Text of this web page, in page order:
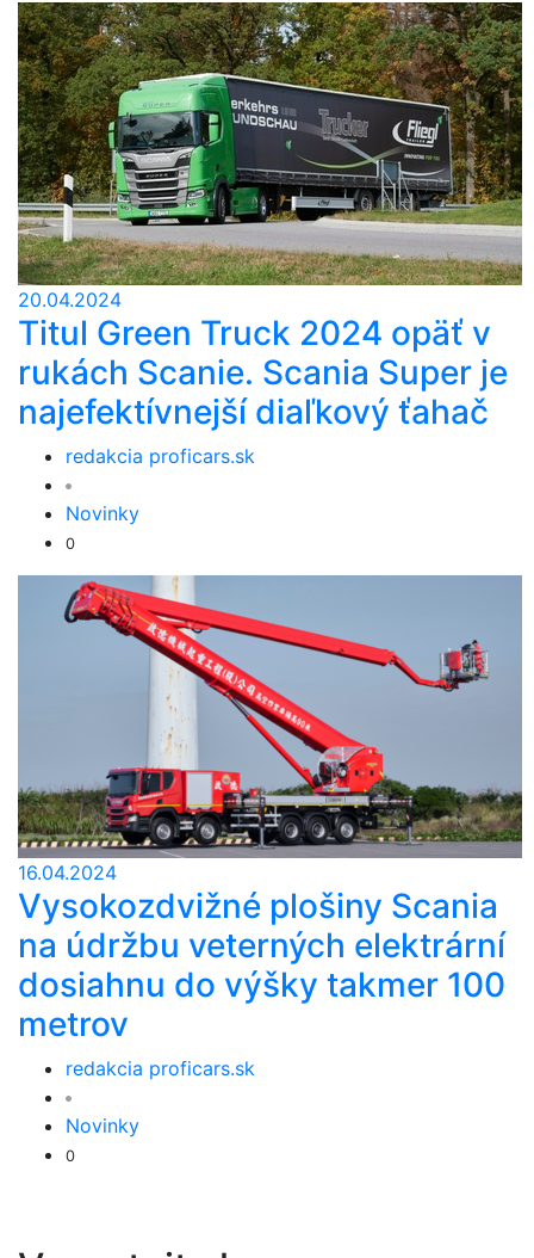
20.04.2024
Titul Green Truck 2024 opäť v
rukách Scanie. Scania Super je
najefektívnejší diaľkový ťahač
redakcia proficars.sk
Novinky
0
16.04.2024
Vysokozdvižné plošiny Scania
na údržbu veterných elektrární
dosiahnu do výšky takmer 100
metrov
redakcia proficars.sk
Novinky
0